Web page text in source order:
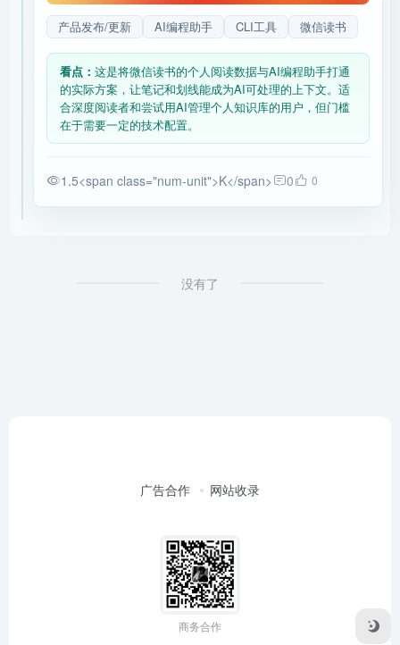
产品发布/更新 AI编程助手 CLI工具 微信读书
看点： 这是将微信读书的个人阅读数据与AI编程助手打通
的实际方案，让笔记和划线能成为AI可处理的上下文。适
合深度阅读者和尝试用AI管理个人知识库的用户，但门槛
在于需要一定的技术配置。
1.5<span class="num-unit">K</span> 0 0
没有了
广告合作 网站收录
商务合作